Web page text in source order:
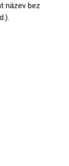
název bez